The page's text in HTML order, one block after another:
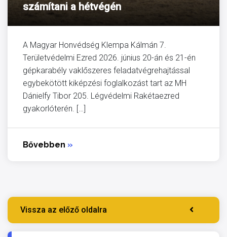
számítani a hétvégén
A Magyar Honvédség Klempa Kálmán 7.
Területvédelmi Ezred 2026. június 20-án és 21-én
gépkarabély vaklőszeres feladatvégrehajtással
egybekötött kiképzési foglalkozást tart az MH
Dánielfy Tibor 205. Légvédelmi Rakétaezred
gyakorlóterén. […]
Bővebben »
Vissza az előző oldalra